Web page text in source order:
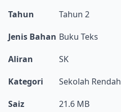
Tahun
Tahun 2
Jenis Bahan Buku Teks
Aliran
SK
Kategori
Sekolah Rendah
Saiz
21.6 MB